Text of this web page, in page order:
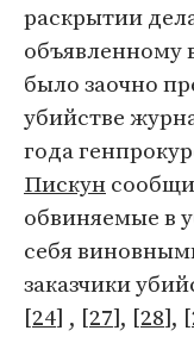
раскрытии
объявленному
было заочно
убийстве
года
Пискун
обвиняемые в
себя
заказчики
[24] , [27], [28], [